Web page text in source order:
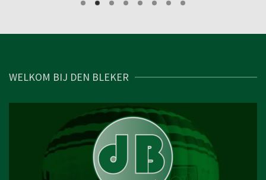
WELKOM BIJ DEN BLEKER